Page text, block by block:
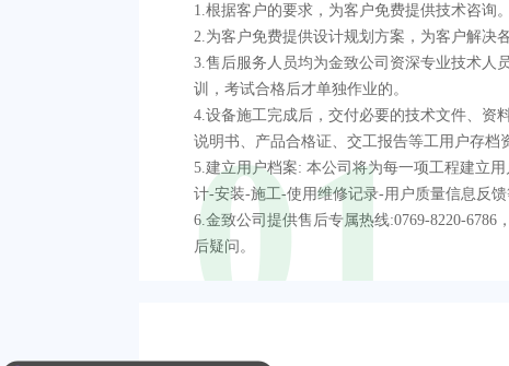
01
1.根据客户的要求，为客户免费提供技术咨询。
2.为客户免费提供设计规划方案，为客户解决
3.售后服务人员均为金致公司资深专业技术人
训，考试合格后才单独作业的。
4.设备施工完成后，交付必要的技术文件、资
说明书、产品合格证、交工报告等工用户存档
5.建立用户档案: 本公司将为每一项工程建立
计-安装-施工-使用维修记录-用户质量信息反馈
6.金致公司提供售后专属热线:0769-8220-6786
后疑问。